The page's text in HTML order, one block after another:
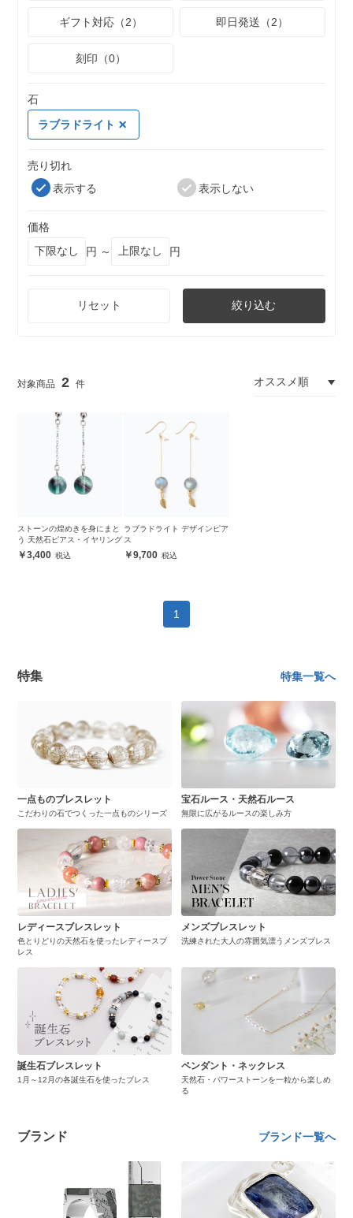
ギフト対応（2） 即日発送（2）
刻印（0）
石
ラブラドライト
売り切れ
表示する
表示しない
価格
円 ～
円
リセット 絞り込む
2
ストーンの煌めきを身にまと
う 天然石ピアス・イヤリング
3,400
ラブラドライト デザインピア
ス
9,700
1
特集 特集一覧へ
一点ものブレスレット
こだわりの石でつくった一点ものシリーズ
宝石ルース・天然石ルース
無限に広がるルースの楽しみ方
レディースブレスレット
色とりどりの天然石を使ったレディースブ
レス
メンズブレスレット
洗練された大人の雰囲気漂うメンズブレス
誕生石ブレスレット
1月～12月の各誕生石を使ったブレス
ペンダント・ネックレス
天然石・パワーストーンを一粒から楽しめ
る
ブランド ブランド一覧へ